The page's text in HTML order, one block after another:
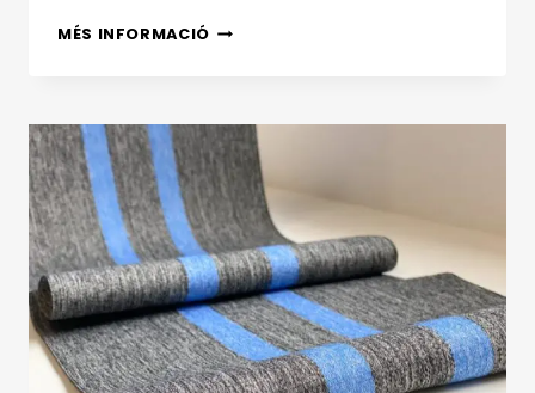
MÉS INFORMACIÓELS
CLOFENT,
LA
FÀBRICA
DE
TEIXITS
PER
AQUEST
2022